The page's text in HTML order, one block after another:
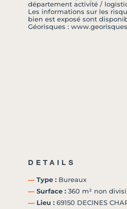
département activité /
Les informations sur les
bien est exposé sont
Géorisques :
DETAILS
― Type : Bureaux
― Surface : 360 m² non
― Lieu : 69150 DECINES